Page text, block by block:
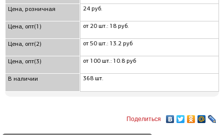
Цена, розничная
Цена, опт(1)
Цена, опт(2)
Цена, опт(3)
В наличии
24 руб.
от 20 шт.: 18 руб.
от 50 шт.: 13.2 руб
от 100 шт.: 10.8 руб
368 шт.
Поделиться